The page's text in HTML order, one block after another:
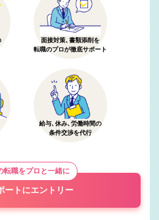
面接対策、書類添削を
転職のプロが徹底サポート
給与、休み、労働時間の
条件交渉を代行
転職をプロと一緒に
ートにエントリー